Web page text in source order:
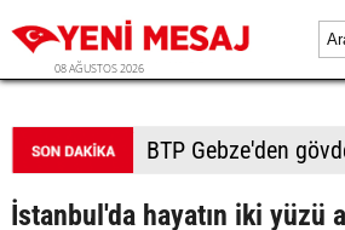
08 AĞUSTOS 2026
İstanbul'da hayatın iki yüzü